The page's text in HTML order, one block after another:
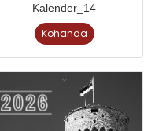
Kalender_14
Kohanda